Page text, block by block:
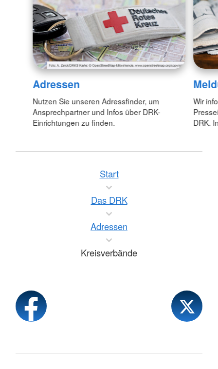
Adressen
Nutzen Sie unseren Adressfinder, um
Ansprechpartner und Infos über DRK-
Einrichtungen zu finden.
Wir
DRK.
Start
Das DRK
Adressen
Kreisverbände